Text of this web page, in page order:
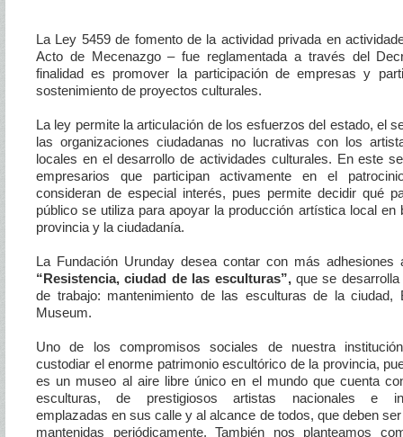
La Ley 5459 de fomento de la actividad privada en
Acto de Mecenazgo – fue reglamentada a través del
finalidad es promover la participación de empresas y
sostenimiento de proyectos culturales.
La ley permite la articulación de los esfuerzos del estado, el
las organizaciones ciudadanas no lucrativas con los
locales en el desarrollo de actividades culturales. En este
empresarios que participan activamente en el
consideran de especial interés, pues permite decidir qué
público se utiliza para apoyar la producción artística local en
provincia y la ciudadanía.
La Fundación Urunday desea contar con más adhesiones
“Resistencia, ciudad de las esculturas”, que se
de trabajo: mantenimiento de las esculturas de la ciudad,
Museum.
Uno de los compromisos sociales de nuestra
custodiar el enorme patrimonio escultórico de la provincia,
es un museo al aire libre único en el mundo que cuenta
esculturas, de prestigiosos artistas nacionales e
emplazadas en sus calle y al alcance de todos, que deben
mantenidas periódicamente. También nos planteamos